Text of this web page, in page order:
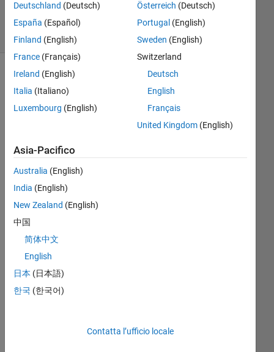
37
Visualizzazioni
(30 giorni)
d
sim
ulat
ing
sim
sca
pe
and
Deutschland (Deutsch)
España (Español)
Finland (English)
France (Français)
Ireland (English)
Italia (Italiano)
Luxembourg (English)
Österreich (Deutsch)
Portugal (English)
Sweden (English)
Switzerland
Deutsch
English
Français
United Kingdom(English)
Asia-Pacifico
Australia (English)
India (English)
New Zealand (English)
中国
简体中文
English
日本 (日本語)
한국 (한국어)
Contatta l’ufficio locale